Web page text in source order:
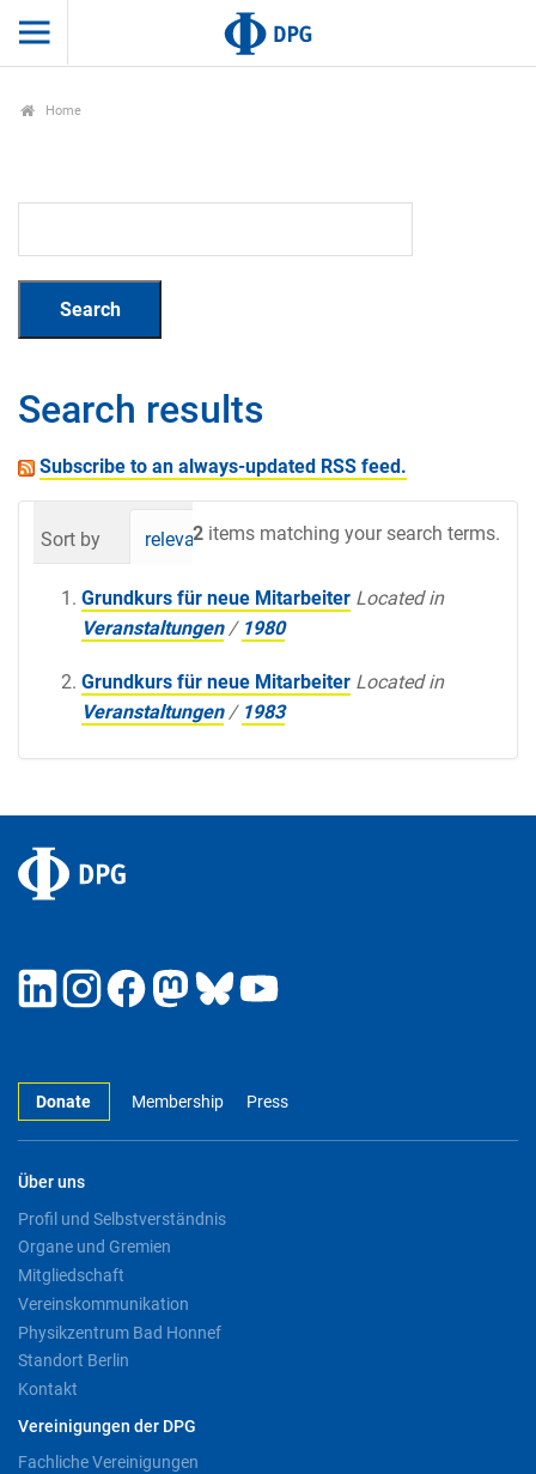
Home
Search results
Subscribe to an always-updated RSS feed.
2 items matching your search terms.
Sort by relevance date (newest first)
Grundkurs für neue Mitarbeiter Located in
Veranstaltungen / 1980
Grundkurs für neue Mitarbeiter Located in
Veranstaltungen / 1983
Donate Membership Press
Über uns
Profil und Selbstverständnis
Organe und Gremien
Mitgliedschaft
Vereinskommunikation
Physikzentrum Bad Honnef
Standort Berlin
Kontakt
Vereinigungen der DPG
Fachliche Vereinigungen